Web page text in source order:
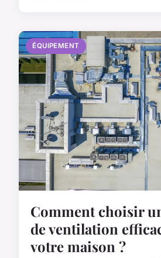
ÉQUIPEMENT
Comment choisir
de ventilation
votre maison ?